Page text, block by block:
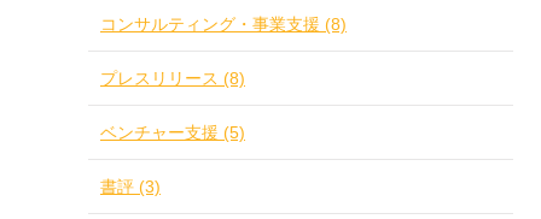
コンサルティング・事業支援 (8)
プレスリリース (8)
ベンチャー支援 (5)
書評 (3)